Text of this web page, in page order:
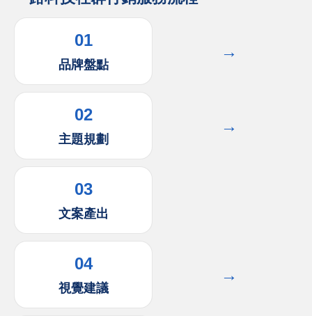
01
品牌盤點
→
02
主題規劃
→
03
文案產出
04
視覺建議
→